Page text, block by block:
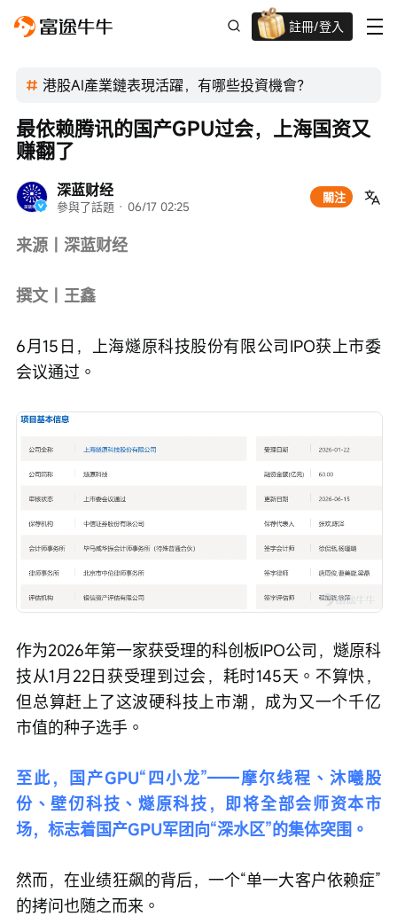
註冊/登入
迎新驚喜賞 股票/BTC等任你揀!
港股AI產業鏈表現活躍，有哪些投資機會？
深蓝财经
參與了話題 · 06/17 02:25
關注
最依赖腾讯的国产GPU过会，上海国资又
赚翻了
来源丨深蓝财经
撰文丨王鑫
6月15日，上海燧原科技股份有限公司IPO获上市委
会议通过。
作为2026年第一家获受理的科创板IPO公司，燧原科
技从1月22日获受理到过会，耗时145天。不算快，
但总算赶上了这波硬科技上市潮，成为又一个千亿
市值的种子选手。
至此，国产GPU“四小龙”——摩尔线程、沐曦股
份、壁仞科技、燧原科技，即将全部会师资本市
场，标志着国产GPU军团向“深水区”的集体突围。
然而，在业绩狂飙的背后，一个“单一大客户依赖症”
的拷问也随之而来。